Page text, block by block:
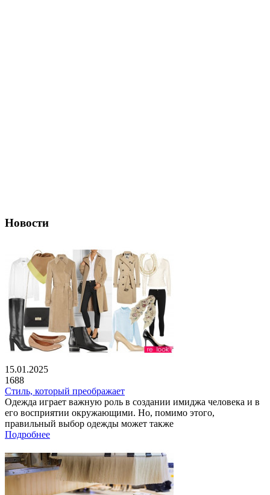
Новости
15.01.2025
1688
Стиль, который преображает
Одежда играет важную роль в создании имиджа человека и в
его восприятии окружающими. Но, помимо этого,
правильный выбор одежды может также
Подробнее